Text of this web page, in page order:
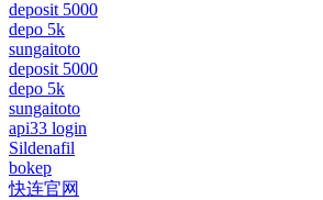
deposit 5000
depo 5k
sungaitoto
deposit 5000
depo 5k
sungaitoto
api33 login
Sildenafil
bokep
快连官网